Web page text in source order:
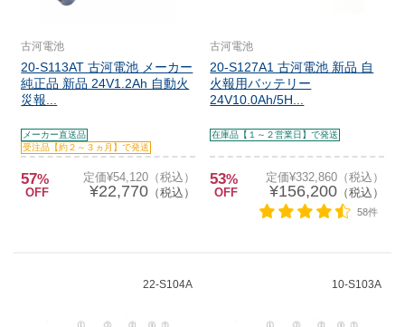
古河電池
20-S113AT 古河電池 メーカー
純正品 新品 24V1.2Ah 自動火
災報...
メーカー直送品
受注品【約２～３ヵ月】で発送
57%
OFF
定価¥54,120（税込）
¥22,770（税込）
古河電池
20-S127A1 古河電池 新品 自
火報用バッテリー
24V10.0Ah/5H...
在庫品【１～２営業日】で発送
53%
OFF
定価¥332,860（税込）
¥156,200（税込）
58件
22-S104A 10-S103A